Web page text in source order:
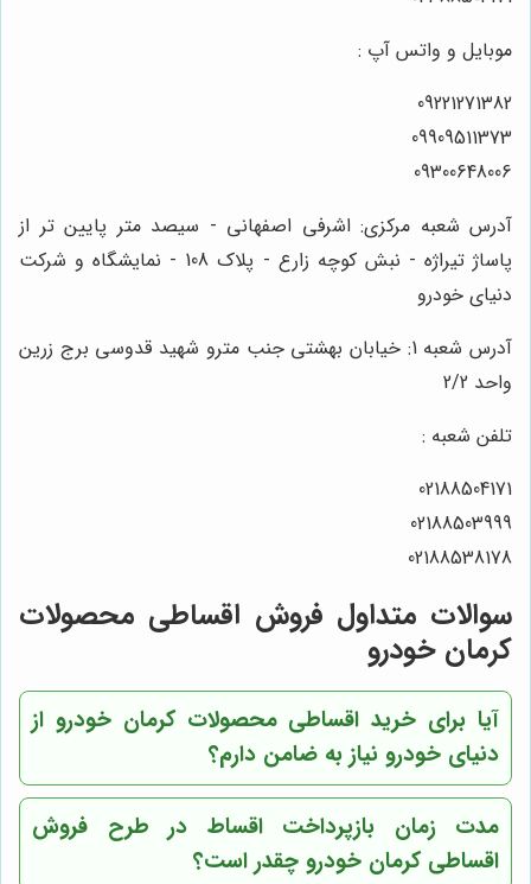
موبایل و واتس آپ :
09221271382
09909511373
09300648006
آدرس شعبه مرکزی: اشرفی اصفهانی - سیصد متر پایین تر از
پاساژ تیراژه - نبش کوچه زارع - پلاک 108 - نمایشگاه و شرکت
دنیای خودرو
آدرس شعبه 1: خیابان بهشتی جنب مترو شهید قدوسی برج زرین
واحد 2/2
تلفن شعبه :
02188504171
02188503999
02188538178
سوالات متداول فروش اقساطی محصولات
کرمان خودرو
آیا برای خرید اقساطی محصولات کرمان خودرو از
دنیای خودرو نیاز به ضامن دارم؟
مدت زمان بازپرداخت اقساط در طرح فروش
اقساطی کرمان خودرو چقدر است؟